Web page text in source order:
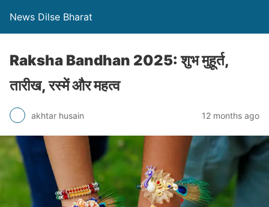
News Dilse Bharat
Raksha Bandhan 2025: शुभ मुहूर्त,
तारीख, रस्में और महत्व
akhtar husain 12 months ago